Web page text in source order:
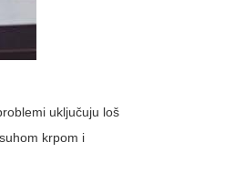
uključuju loš
krpom i